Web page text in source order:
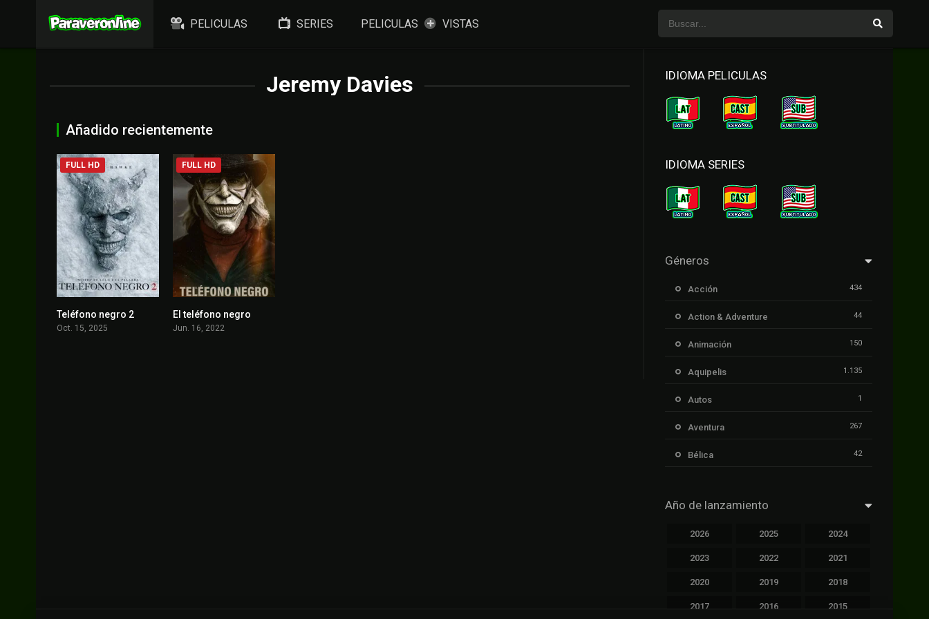
PELICULAS SERIES PELICULAS VISTAS
Jeremy Davies
Añadido recientemente
FULL HD
Teléfono negro 2
Oct. 15, 2025
FULL HD
El teléfono negro
Jun. 16, 2022
IDIOMA PELICULAS
IDIOMA SERIES
Géneros
Acción 434
Action & Adventure 44
Animación 150
Aquipelis 1.135
Autos 1
Aventura 267
Bélica 42
Cinecalidad
Cinetux 1.139
Año de lanzamiento
2026 2025 2024
2023 2022 2021
2020 2019 2018
2017 2016 2015